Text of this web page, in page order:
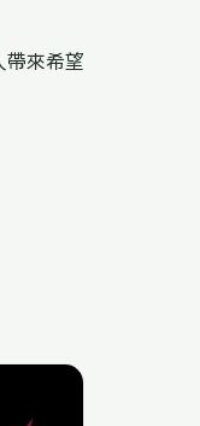
來希望